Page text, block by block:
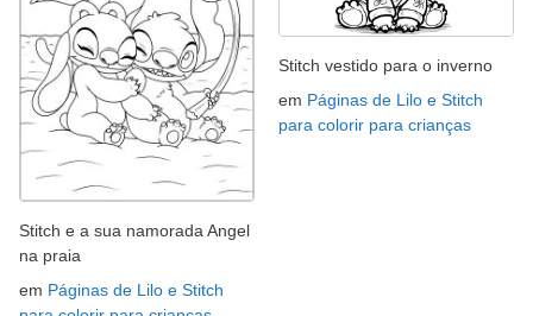
Stitch e a sua namorada Angel
na praia
em Páginas de Lilo e Stitch
Stitch vestido para o inverno
em Páginas de Lilo e Stitch
para colorir para crianças